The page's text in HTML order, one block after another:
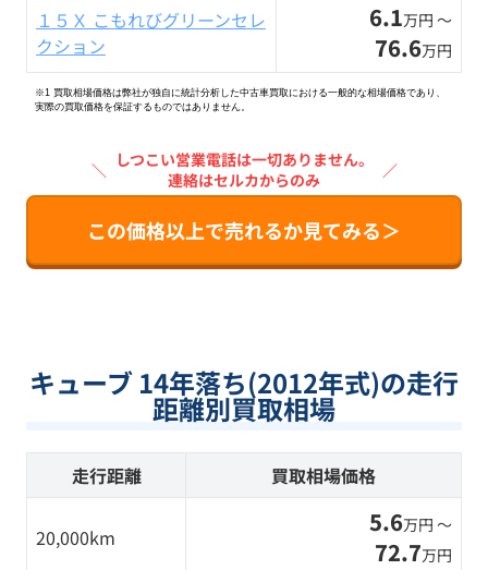
１５Ｘ こもれびグリーンセレ
クション
6.1万円 〜
76.6万円
※1 買取相場価格は弊社が独自に統計分析した中古車買取における一般的な相場価格であり、
実際の買取価格を保証するものではありません。
＼ しつこい営業電話は一切ありません。
連絡はセルカからのみ
／
この価格以上で売れるか見てみる＞
キューブ 14年落ち(2012年式)の走行
距離別買取相場
走行距離 買取相場価格
20,000km 5.6万円 〜
72.7万円